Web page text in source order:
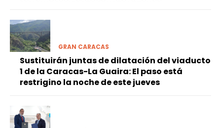
GRAN CARACAS
Sustituirán juntas de dilatación del viaducto
1 de la Caracas-La Guaira: El paso está
restrigino la noche de este jueves